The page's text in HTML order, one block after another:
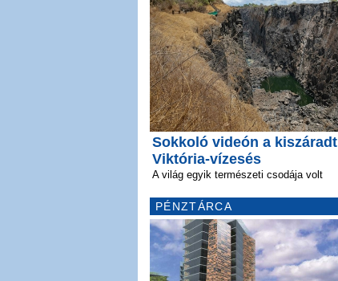
Sokkoló videón a kiszáradt
Viktória-vízesés
A világ egyik természeti csodája volt
PÉNZTÁRCA